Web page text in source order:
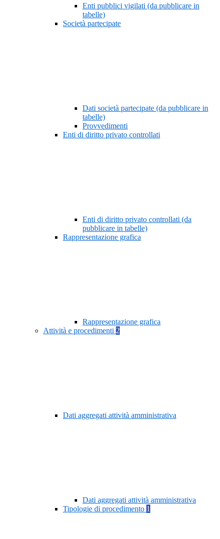
Enti pubblici vigilati (da pubblicare in
tabelle)
Società partecipate
Dati società partecipate (da pubblicare in
tabelle)
Provvedimenti
Enti di diritto privato controllati
Enti di diritto privato controllati (da
pubblicare in tabelle)
Rappresentazione grafica
Rappresentazione grafica
Attività e procedimenti 2
Dati aggregati attività amministrativa
Dati aggregati attività amministrativa
Tipologie di procedimento 1